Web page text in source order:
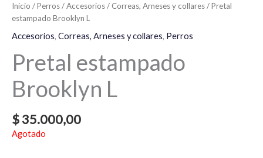
Inicio /Perros/Accesorios/ Correas, Arneses y collares/ Pretal
estampado Brooklyn L
Accesorios, Correas, Arneses y collares, Perros
Pretal estampado
Brooklyn L
$35.000,00
Agotado